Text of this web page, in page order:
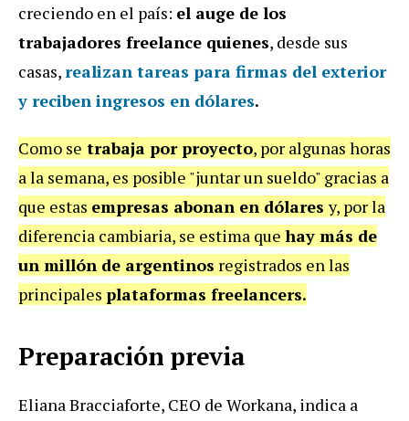
creciendo en el país: el auge de los
trabajadores freelance quienes, desde sus
casas,realizan tareas para firmas del exterior
y reciben ingresos en dólares.
Como se trabaja por proyecto, por algunas horas
a la semana, es posible "juntar un sueldo" gracias a
que estas empresas abonan en dólaresy, por la
diferencia cambiaria, se estima que hay más de
un millón de argentinos registrados en las
principales plataformas freelancers.
Preparación previa
Eliana Bracciaforte, CEO de Workana, indica a